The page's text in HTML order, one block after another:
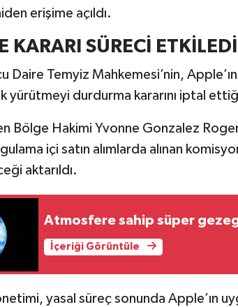
erişime açıldı.
KARARI SÜRECİ ETKİLEDİ
Daire Temyiz Mahkemesi’nin,
yürütmeyi durdurma kararını iptal
Bölge Hakimi Yvonne Gonzalez
içi satın alımlarda alınan
aktarıldı.
Atmosfere sahip süper
İçeriği Görüntüle
yasal süreç sonunda Apple’ın